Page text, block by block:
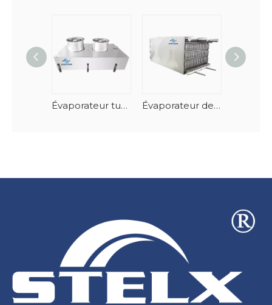
Évaporateur tunnel de fruits de mer en spirale vertical à dégivrage automatique Évaporateur de congélateur à spirale empilable en acier inoxydable-AlMg